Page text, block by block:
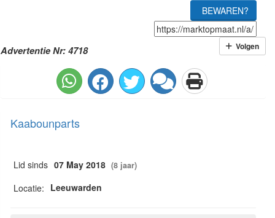
BEWAREN?
Advertentie Nr: 4718 Volgen
Kaabounparts
Lid sinds 07 May 2018 (8 jaar)
Locatie: Leeuwarden